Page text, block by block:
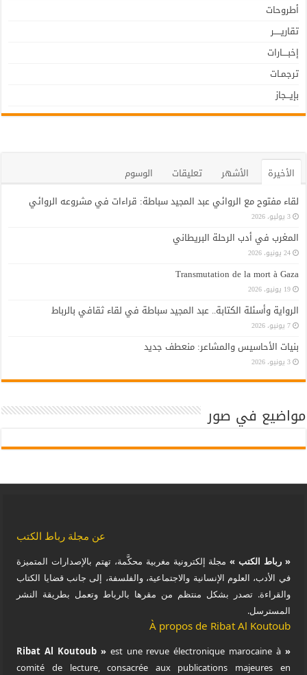
أطروحات
تقاريـــــر
إخبــــارات
ترجمـات
بإيـــجاز
الأخيرة الأشهر تعليقات
الوسوم
لقاء مفتوح مع الروائي عبد المجيد سباطة: قراءات في مشروعه الروائي
3 يوليو، 2026
المغرب في أدب الرحلة البريطاني
24 يونيو، 2026
Transmutation de la mort à Gaza
19 يونيو، 2026
الرواية وأسئلة الكتابة.. عبد المجيد سباطة في لقاء ثقافي بالرباط
7 يونيو، 2026
بنيات الأحاسيس والمشاعر: منعطف جديد
3 يونيو، 2026
مواضيع في صور
عن مجلة رباط الكتب
« رباط الكتب »مجلة إلكترونية مغربية محكَّمة، تهتم بالإصدارات المتميزة
في الأدب، العلوم الإنسانية والاجتماعية، والفلسفة، إلى جانب قضايا الكتاب
والقراءة. تصدر بشكل منتظم من مقرها بالرباط وتعمل بطريقة النشر
المسترسل.
À propos de Ribat Al Koutoub
« Ribat Al Koutoub »
est une revue électronique marocaine à
comité de lecture, consacrée aux publications majeures en